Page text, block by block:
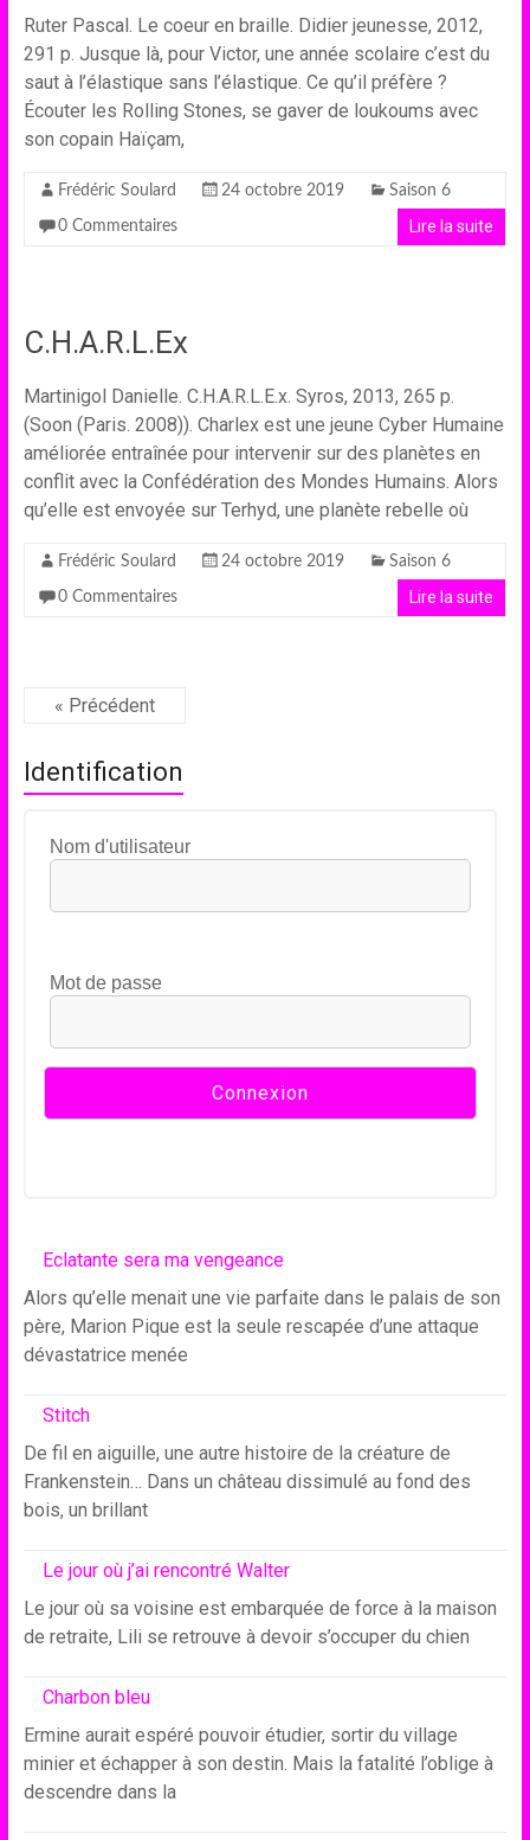
Ruter Pascal. Le coeur en braille. Didier jeunesse, 2012,
291 p. Jusque là, pour Victor, une année scolaire c’est du
saut à l’élastique sans l’élastique. Ce qu’il préfère ?
Écouter les Rolling Stones, se gaver de loukoums avec
son copain Haïçam,
Frédéric Soulard 24 octobre 2019 Saison 6
0 Commentaires Lire la suite
C.H.A.R.L.Ex
Martinigol Danielle. C.H.A.R.L.E.x. Syros, 2013, 265 p.
(Soon (Paris. 2008)). Charlex est une jeune Cyber Humaine
améliorée entraînée pour intervenir sur des planètes en
conflit avec la Confédération des Mondes Humains. Alors
qu’elle est envoyée sur Terhyd, une planète rebelle où
Frédéric Soulard 24 octobre 2019 Saison 6
0 Commentaires Lire la suite
« Précédent
Identification
Nom d'utilisateur
Mot de passe
Eclatante sera ma vengeance
Alors qu’elle menait une vie parfaite dans le palais de son
père, Marion Pique est la seule rescapée d’une attaque
dévastatrice menée
Stitch
De fil en aiguille, une autre histoire de la créature de
Frankenstein… Dans un château dissimulé au fond des
bois, un brillant
Le jour où j’ai rencontré Walter
Le jour où sa voisine est embarquée de force à la maison
de retraite, Lili se retrouve à devoir s’occuper du chien
Charbon bleu
Ermine aurait espéré pouvoir étudier, sortir du village
minier et échapper à son destin. Mais la fatalité l’oblige à
descendre dans la